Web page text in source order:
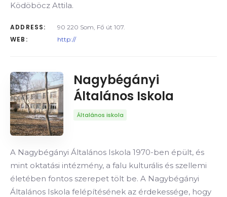
Ködöböcz Attila.
ADDRESS: 90 220 Som, Fő út 107.
WEB: http://
Nagybégányi
Általános Iskola
Általános iskola
A Nagybégányi Általános Iskola 1970-ben épült, és
mint oktatási intézmény, a falu kulturális és szellemi
életében fontos szerepet tölt be. A Nagybégányi
Általános Iskola felépítésének az érdekessége, hogy